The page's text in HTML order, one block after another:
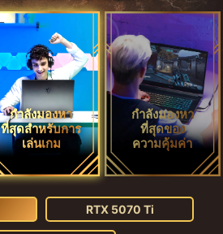
กำลังมองหา
ที่สุดสำหรับการ
เล่นเกม
กำลังมองหา
ที่สุดของ
ความคุ้มค่า
RTX 5070 Ti